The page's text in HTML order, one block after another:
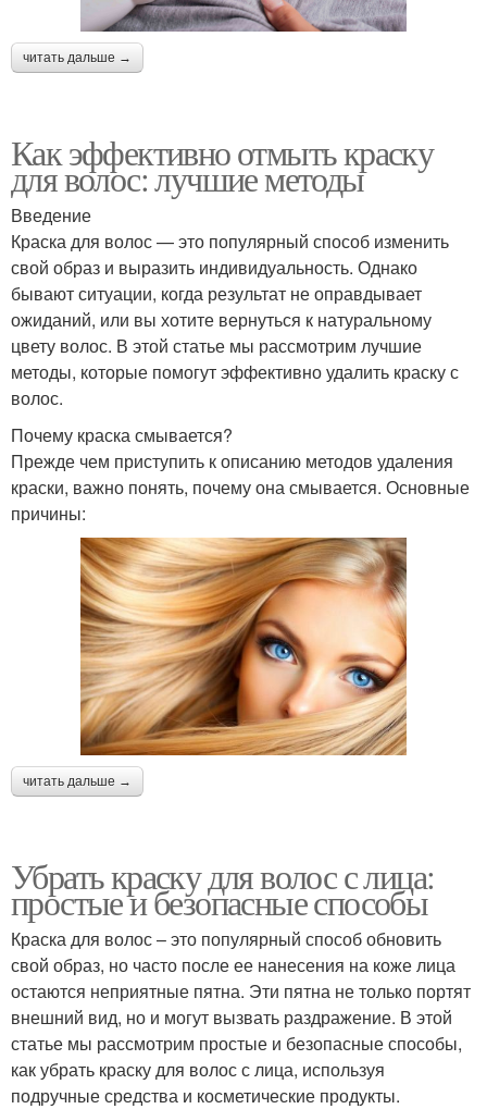
читать дальше →
Как эффективно отмыть краску
для волос: лучшие методы
Введение
Краска для волос — это популярный способ изменить
свой образ и выразить индивидуальность. Однако
бывают ситуации, когда результат не оправдывает
ожиданий, или вы хотите вернуться к натуральному
цвету волос. В этой статье мы рассмотрим лучшие
методы, которые помогут эффективно удалить краску с
волос.
Почему краска смывается?
Прежде чем приступить к описанию методов удаления
краски, важно понять, почему она смывается. Основные
причины:
читать дальше →
Убрать краску для волос с лица:
простые и безопасные способы
Краска для волос – это популярный способ обновить
свой образ, но часто после ее нанесения на коже лица
остаются неприятные пятна. Эти пятна не только портят
внешний вид, но и могут вызвать раздражение. В этой
статье мы рассмотрим простые и безопасные способы,
как убрать краску для волос с лица, используя
подручные средства и косметические продукты.